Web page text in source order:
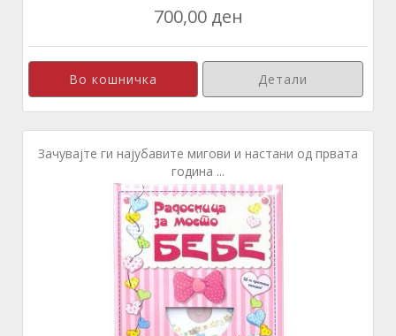
700,00 ден
Детали
Зачувајте ги најубавите мигови и настани од првата
година ...